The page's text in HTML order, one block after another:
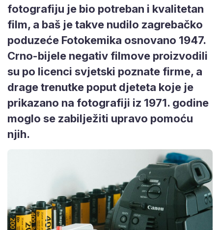
fotografiju je bio potreban i kvalitetan
film, a baš je takve nudilo zagrebačko
poduzeće Fotokemika osnovano 1947.
Crno-bijele negativ filmove proizvodili
su po licenci svjetski poznate firme, a
drage trenutke poput djeteta koje je
prikazano na fotografiji iz 1971. godine
moglo se zabilježiti upravo pomoću
njih.